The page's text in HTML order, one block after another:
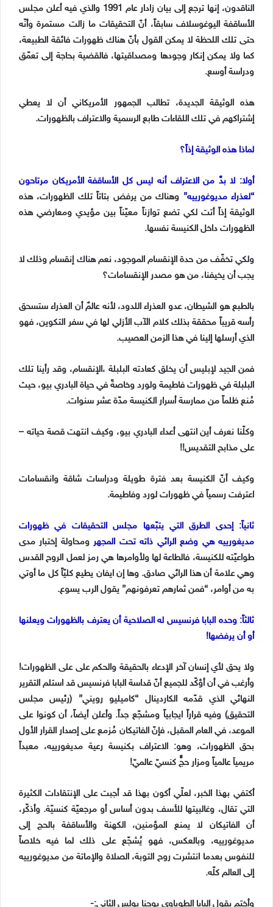
الناقدون، إنها ترجع إلى بيان زادار عام 1991 والذي فيه أعلن مجلس
الأساقفة اليوغوسلاف سابقاً، أنّ التحقيقات ما زالت مستمرة وأنّه
حتى تلك اللحظة لا يمكن القول بأنّ هناك ظهورات فائقة الطبيعة،
كما ولا يمكن إنكار وجودها ومصداقيتها، فالقضية بحاجة إلى تعمّق
ودراسة أوسع.
هذه الوثيقة الجديدة، تطالب الجمهور الأمريكاني أن لا يعطي
إشتراكهم في تلك اللقاءات طابع الرسمية والاعتراف بالظهورات.
لماذا هذه الوثيقة إذاً؟
أولا: لا بدَّ من الاعتراف أنه ليس كل الأساقفة الأمريكان مرتاحون
“لعذراء مديوغورييه” وهناك من يرفض بتاتاً تلك الظهورات، هذه
الوثيقة إذاً أتت لكي تضع توازناً معيّناً بين مؤيدي ومعارضي هذه
الظهورات داخل الكنيسة نفسها.
ولكي تخفّف من حدة الإنقسام الموجود، نعم هناك إنقسام وذلك لا
يجب أن يخيفنا، من هو مصدر الإنقسامات؟
بالطبع هو الشيطان، عدو العذراء اللدود، لأنه عالمٌ أن العذراء ستسحق
رأسه قريباً محققة بذلك كلام الآب الأزلي لها في سفر التكوين، فهو
الذي أرسلها إلينا في هذا الزمن العصيب.
فمن الجيد لإبليس أن يخلق كعادته البلبلة ،الإنقسام، وقد رأينا تلك
البلبلة في ظهورات فاطيمة ولورد وخاصةً في حياة البادري بيو، حيث
مُنع ظلماً من ممارسة أسرار الكنيسة مدّة عشر سنوات.
وكلّنا نعرف أين انتهى أعداء البادري بيو، وكيف انتهت قصة حياته –
على مذابح التقديس!!
وكيف أنّ الكنيسة بعد فترة طويلة ودراسات شاقة وانقسامات
اعترفت رسمياً في ظهورات لورد وفاطيمة.
ثانياً: إحدى الطرق التي يتبّعها مجلس التحقيقات في ظهورات
مديغورييه هي وضع الرائي ذاته تحت المجهر ومحاولة إختبار مدى
طواعيّته للكنيسة، فالطاعة لها ولأوامرها هي رمز لعمل الروح القدس
وهي علامة أن هذا الرائي صادق. وها إن ايفان يطيع كليّاً كل ما أوتي
به من أوامر، “فمن ثمارهم تعرفونهم” يقول الرب يسوع.
ثالثاً: وحده البابا فرنسيس له الصلاحية أن يعترف بالظهورات ويعلنها
أو أن يرفضها!
ولا يحق لأي إنسان آخر الإدعاء بالحقيقة والحكم على على الظهورات!
وأرغب في أن أؤكّد للجميع أنّ قداسة البابا فرنسيس قد استلم التقرير
النهائي الذي قدّمه الكاردينال “كاميليو رويني” (رئيس مجلس
التحقيق) وفيه قراراً ايجابياً ومشجّع جداً. وأعلن أيضاً، أن كونوا على
الموعد، في العام المقبل، فإنّ الفاتيكان مُزمع على إصدار القرار الأول
بحق الظهورات، وهو: الاعتراف بكنيسة رعية مديغورييه، معبداً
مريمياَ عالمياً ومزار حجٍّ كنسيّ عالميّ!
أكتفي بهذا الخبر، لعلّي أكون بهذا قد أجبت على الإنتقادات الكثيرة
التي تقال، وغالبيتها للأسف بدون أساس أو مرجعيّة كنسيّة. وأذكّر،
أن الفاتيكان لا يمنع المؤمنين، الكهنة والأساقفة بالحج إلى
مديوغورييه، وبالعكس، فهو يُشجّع على ذلك لما فيه خلاصاً
للنفوس بعدما انتشرت روح التوبة، الصلاة والإماتة من مديوغورييه
إلى العالم كلّه.
وأختم بقول البابا الطوباوي يوحنا بولس الثاني:-